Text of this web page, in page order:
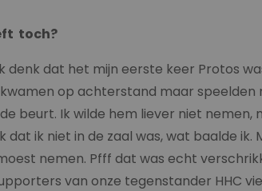
toch?
dat het mijn eerste keer Protos
op achterstand maar speelden
beurt. Ik wilde hem liever niet
ik niet in de zaal was, wat baalde
nemen. Pfff dat was echt
van onze tegenstander HHC